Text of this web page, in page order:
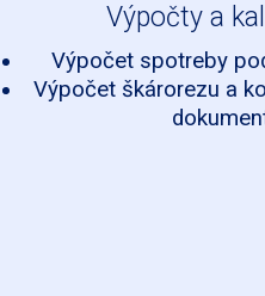
Výpočty a
Výpočet spotreby
Výpočet škárorezu a